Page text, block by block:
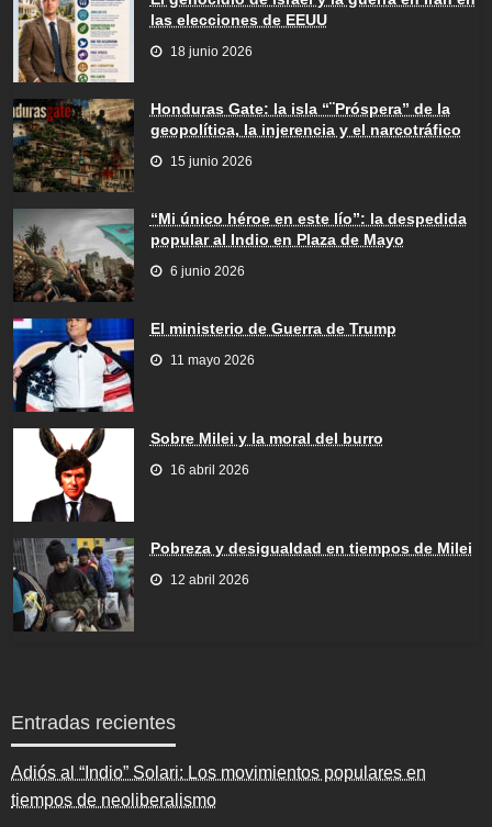
las elecciones de EEUU
18 junio 2026
Honduras Gate: la isla “¨Próspera” de la
geopolítica, la injerencia y el narcotráfico
15 junio 2026
“Mi único héroe en este lío”: la despedida
popular al Indio en Plaza de Mayo
6 junio 2026
El ministerio de Guerra de Trump
11 mayo 2026
Sobre Milei y la moral del burro
16 abril 2026
Pobreza y desigualdad en tiempos de Milei
12 abril 2026
Entradas recientes
Adiós al “Indio” Solari: Los movimientos populares en
tiempos de neoliberalismo